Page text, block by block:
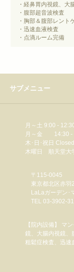
・経鼻胃内視鏡、大
・腹部超音波検査
・胸部＆腹部レント
・迅速血液検査
・点滴ルーム完備
サブメニュー
月～土 9:00 -
月～金 14:30 -
木･日･祝日 Closed
木曜日 順天堂大
〒115-0045
東京都北区赤羽
LaLaガーデン･
TEL 03-3902-
【院内設備】 マ
鏡、大腸内視鏡、
粗鬆症検査、迅速